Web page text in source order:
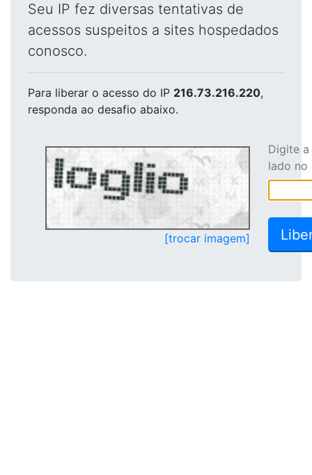
Seu IP fez diversas tentativas de
acessos suspeitos a sites hospedados
conosco.
Para liberar o acesso do IP 216.73.216.220,
responda ao desafio abaixo.
[trocar imagem]
Digite
lado no